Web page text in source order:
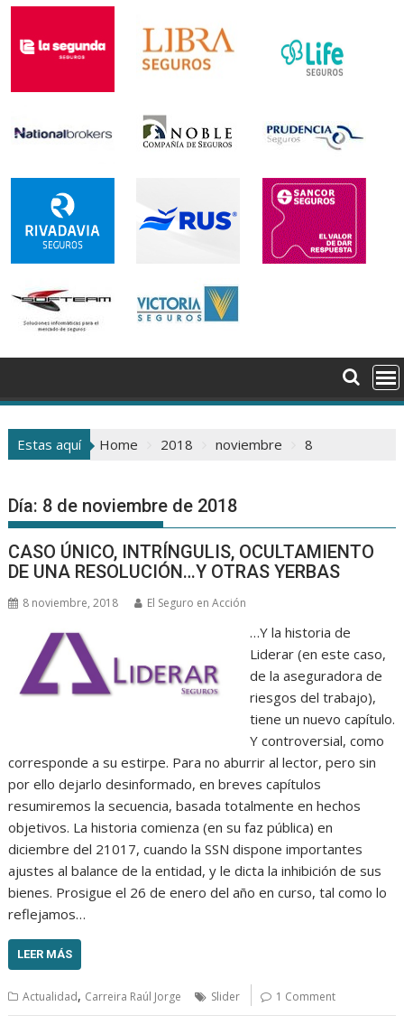
Estas aquí Home 2018 noviembre 8
Día: 8 de noviembre de 2018
CASO ÚNICO, INTRÍNGULIS, OCULTAMIENTO
DE UNA RESOLUCIÓN…Y OTRAS YERBAS
8 noviembre, 2018 El Seguro en Acción
…Y la historia de
Liderar (en este caso,
de la aseguradora de
riesgos del trabajo),
tiene un nuevo capítulo.
Y controversial, como
corresponde a su estirpe. Para no aburrir al lector, pero sin
por ello dejarlo desinformado, en breves capítulos
resumiremos la secuencia, basada totalmente en hechos
objetivos. La historia comienza (en su faz pública) en
diciembre del 21017, cuando la SSN dispone importantes
ajustes al balance de la entidad, y le dicta la inhibición de sus
bienes. Prosigue el 26 de enero del año en curso, tal como lo
reflejamos…
LEER MÁS
Actualidad, Carreira Raúl Jorge Slider 1 Comment